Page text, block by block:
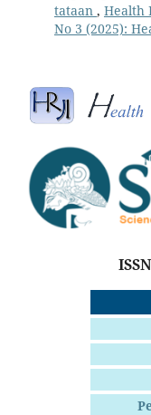
tataan , Health
No 3 (2025):